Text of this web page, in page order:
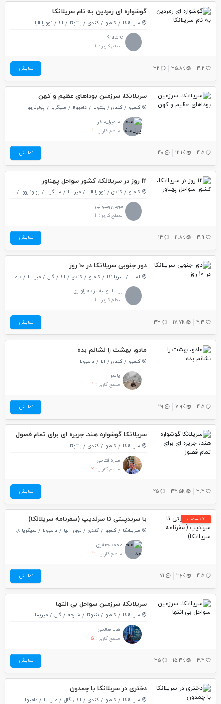
گوشواره ای زمردین به نام سریلانکا
سریلانکا کلمبو کندی بنتوتا الا
نووارا الیا
Khatere
سطح کاربر : 1
3.2
35.8K
32 نمایش
سریلانکا، سرزمین بوداهای عظیم و کهن
کلمبو کندی بنتوتا دامبولا سیگریا
پولونارووا
سمیرا_سفر
سطح کاربر : 1
4.5
12.1K
40 نمایش
12 روز در سریلانکا، کشور سواحل پهناور
کلمبو کندی نووارا الیا میریسا سیگریا پولونارووا
مرجان رضوانی
سطح کاربر : 1
3.9
11.8K
14 نمایش
دور جنوبی سریلانکا در 10 روز
آسیا سریلانکا کلمبو کندی الا گال میریسا دامبولا
پریسا یوسف زاده راویزی
سطح کاربر : 1
4.3
17.7K
33 نمایش
مادو، بهشت را نشانم بده
کلمبو کندی الا
دامبولا
یاسر
سطح کاربر : 1
4.5
7.9K
29 نمایش
سریلانکا گوشواره هند، جزیره ای برای تمام فصول
سریلانکا کلمبو کندی
بنتوتا
ساره فتاحی
سطح کاربر : 2
3.4
34.5K
25 نمایش
6 قسمت با سرندپیتی تا سرندیپ (سفرنامه سریلانکا)
سریلانکا کلمبو کندی نووارا الیا دامبولا سیگریا
محمد جعفری
سطح کاربر : 3
4.5
36K
71 نمایش
سریلانکا، سرزمین سواحل بی انتها
سریلانکا کلمبو بنتوتا شارجه گال
میریسا
هانا صالحی
سطح کاربر : 5
4.4
15.3K
35 نمایش
دختری در سریلانکا با چمدون
سریلانکا کلمبو کندی الا گال میریسا دامبولا